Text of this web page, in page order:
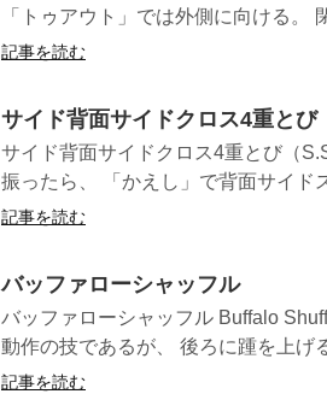
「トゥアウト」では外側に向ける。
記事を読む
サイド背面サイドクロス4重とび
サイド背面サイドクロス4重とび（
振ったら、 「かえし」で背面サイド
記事を読む
バッファローシャッフル
バッファローシャッフル Buffalo
動作の技であるが、 後ろに踵を上げ
記事を読む